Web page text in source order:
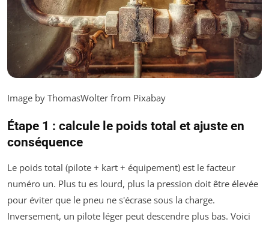
Image by ThomasWolter from Pixabay
Étape 1 : calcule le poids total et ajuste en
conséquence
Le poids total (pilote + kart + équipement) est le facteur
numéro un. Plus tu es lourd, plus la pression doit être élevée
pour éviter que le pneu ne s'écrase sous la charge.
Inversement, un pilote léger peut descendre plus bas. Voici